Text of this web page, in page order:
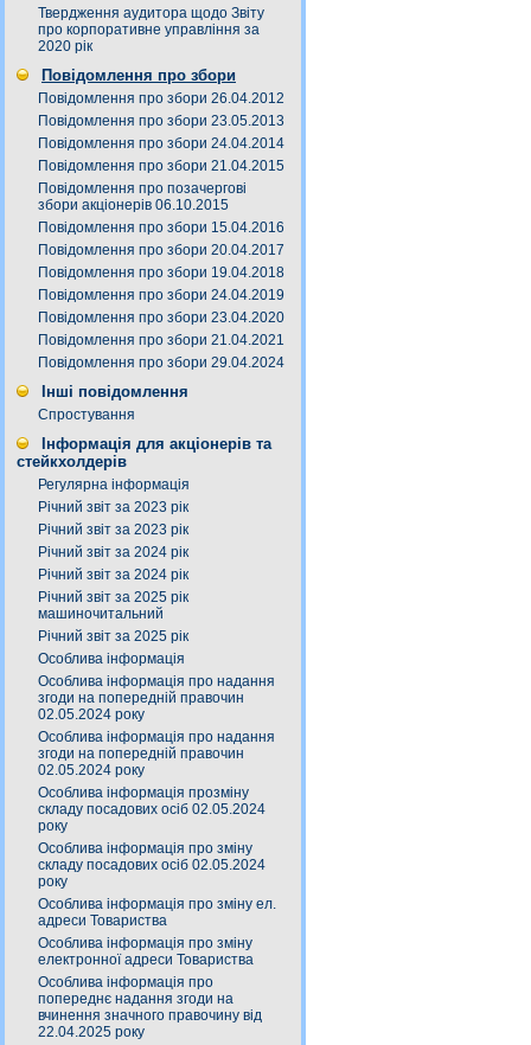
Твердження аудитора щодо Звіту
про корпоративне управління за
2020 рік
Повідомлення про збори
Повідомлення про збори 26.04.2012
Повідомлення про збори 23.05.2013
Повідомлення про збори 24.04.2014
Повідомлення про збори 21.04.2015
Повідомлення про позачергові
збори акціонерів 06.10.2015
Повідомлення про збори 15.04.2016
Повідомлення про збори 20.04.2017
Повідомлення про збори 19.04.2018
Повідомлення про збори 24.04.2019
Повідомлення про збори 23.04.2020
Повідомлення про збори 21.04.2021
Повідомлення про збори 29.04.2024
Інші повідомлення
Спростування
Інформація для акціонерів та
стейкхолдерів
Регулярна інформація
Річний звіт за 2023 рік
Річний звіт за 2023 рік
Річний звіт за 2024 рік
Річний звіт за 2024 рік
Річний звіт за 2025 рік
машиночитальний
Річний звіт за 2025 рік
Особлива інформація
Особлива інформація про надання
згоди на попередній правочин
02.05.2024 року
Особлива інформація про надання
згоди на попередній правочин
02.05.2024 року
Особлива інформація прозміну
складу посадових осіб 02.05.2024
року
Особлива інформація про зміну
складу посадових осіб 02.05.2024
року
Особлива інформація про зміну ел.
адреси Товариства
Особлива інформація про зміну
електронної адреси Товариства
Особлива інформація про
попереднє надання згоди на
вчинення значного правочину від
22.04.2025 року